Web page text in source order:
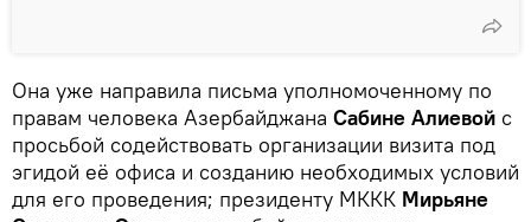
Она уже направила письма уполномоченному по
правам человека Азербайджана Сабине Алиевой с
просьбой содействовать организации визита под
эгидой её офиса и созданию необходимых условий
для его проведения; президенту МККК Мирьяне